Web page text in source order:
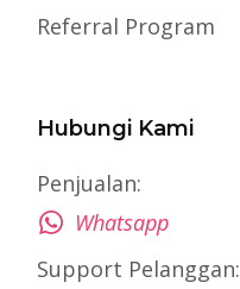
Referral Program
Hubungi Kami
Penjualan:
Whatsapp
Support Pelanggan: